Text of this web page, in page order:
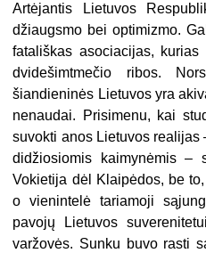
Artėjantis Lietuvos
džiaugsmo bei optimizmo.
fatališkas asociacijas,
dvidešimtmečio ribos.
šiandieninės Lietuvos yra
nenaudai. Prisimenu, kai
suvokti anos Lietuvos
didžiosiomis kaimynėmis
Vokietija dėl Klaipėdos, be
o vienintelė tariamoji
pavojų Lietuvos
varžovės. Sunku buvo rasti